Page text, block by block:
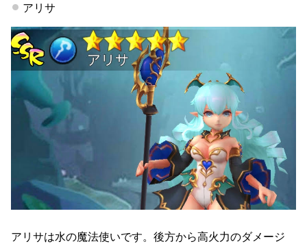
アリサ
アリサは水の魔法使いです。後方から高火力のダメージ